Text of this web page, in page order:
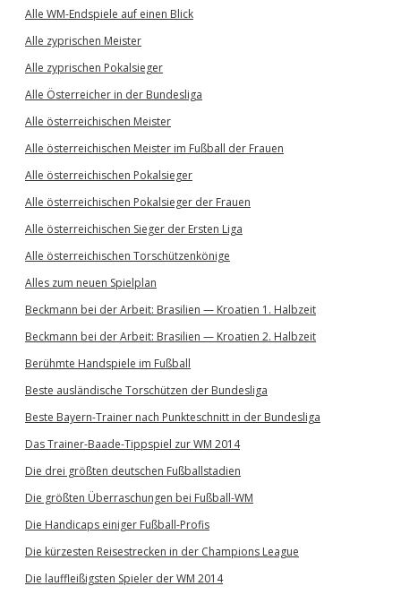
Alle WM-Endspiele auf einen Blick
Alle zyprischen Meister
Alle zyprischen Pokalsieger
Alle Österreicher in der Bundesliga
Alle österreichischen Meister
Alle österreichischen Meister im Fußball der Frauen
Alle österreichischen Pokalsieger
Alle österreichischen Pokalsieger der Frauen
Alle österreichischen Sieger der Ersten Liga
Alle österreichischen Torschützenkönige
Alles zum neuen Spielplan
Beckmann bei der Arbeit: Brasilien — Kroatien 1. Halbzeit
Beckmann bei der Arbeit: Brasilien — Kroatien 2. Halbzeit
Berühmte Handspiele im Fußball
Beste ausländische Torschützen der Bundesliga
Beste Bayern-Trainer nach Punkteschnitt in der Bundesliga
Das Trainer-Baade-Tippspiel zur WM 2014
Die drei größten deutschen Fußballstadien
Die größten Überraschungen bei Fußball-WM
Die Handicaps einiger Fußball-Profis
Die kürzesten Reisestrecken in der Champions League
Die lauffleißigsten Spieler der WM 2014